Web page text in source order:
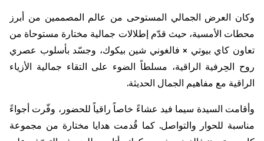
وكان العرض الجمالي المستوحى من عالم المصممين من أبرز
محطات الأمسية، حيث قدّم إطلالات جمالية مختارة مستوحاة من
تعاون كاي بيوتي × فالغوني شين بيكوك، وجسّد بأسلوب عصري
روح الحِرفية الراقية، مسلطاً الضوء على التقاء جمالية الأزياء
الراقية مع مفاهيم الجمال الحديثة.
وأقامت السيدة سيما فيد عشاءً خاصاً راقياً للحضور، وفّرت أجواءً
مناسبة للحوار والتواصل. كما قُدمت هدايا مختارة من مجموعة